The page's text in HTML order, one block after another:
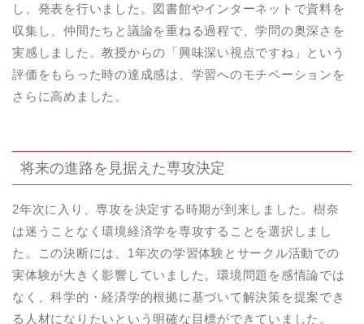
し、発表を行いました。図書館やインターネットで資料を
収集し、仲間たちと議論を重ねる過程で、学問の奥深さを
実感しました。教授からの「興味深い視点ですね」という
評価をもらった時の達成感は、学習へのモチベーションを
さらに高めました。
将来の進路を見据えた専攻決定
2年次に入り、専攻を決定する時期が到来しました。樹奈
は迷うことなく環境経済学を専攻することを選択しまし
た。この決断には、1年次の学習体験とサークル活動での
実体験が大きく影響していました。環境問題を感情論では
なく、科学的・経済学的根拠に基づいて解決策を提案でき
る人材になりたいという明確な目標ができていました。